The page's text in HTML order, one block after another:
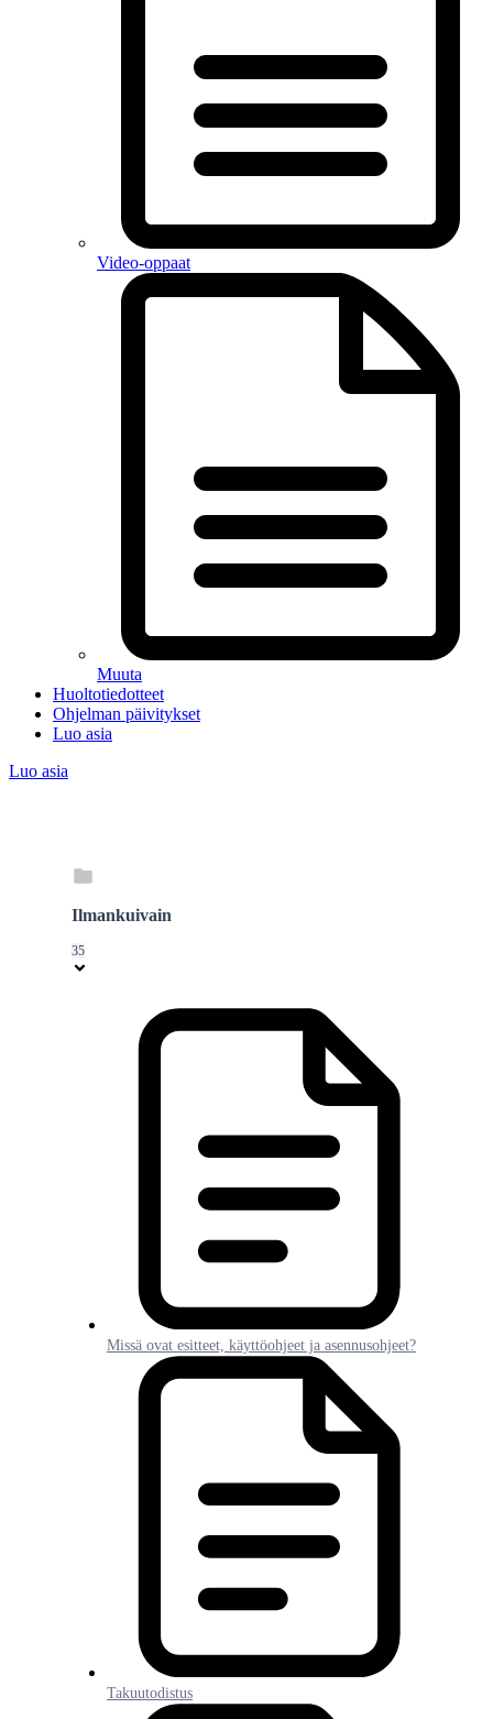
Video-oppaat
Muuta
Huoltotiedotteet
Ohjelman päivitykset
Luo asia
Luo asia
Ilmankuivain
35
Missä ovat esitteet, käyttöohjeet ja asennusohjeet?
Takuutodistus